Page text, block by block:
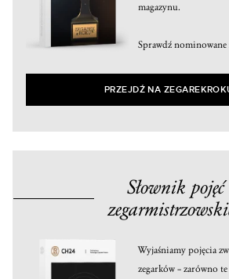
magazynu.
Sprawdź nominowane
PRZEJDŹ NA
Słownik pojęć
Wyjaśniamy pojęcia
zegarków – zarówno